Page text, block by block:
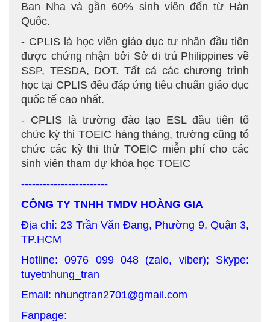
Ban Nha và gần 60% sinh viên đến từ Hàn
Quốc.
- CPLIS là học viên giáo dục tư nhân đầu tiên
được chứng nhận bởi Sở di trú Philippines về
SSP, TESDA, DOT. Tất cả các chương trình
học tại CPLIS đều đáp ứng tiêu chuẩn giáo dục
quốc tế cao nhất.
- CPLIS là trường đào tạo ESL đầu tiên tổ
chức kỳ thi TOEIC hàng tháng, trường cũng tổ
chức các kỳ thi thử TOEIC miễn phí cho các
sinh viên tham dự khóa học TOEIC
------------------------
CÔNG TY TNHH TMDV HOÀNG GIA
Địa chỉ: 23 Trần Văn Đang, Phường 9, Quận 3,
TP.HCM
Hotline: 0976 099 048 (zalo, viber); Skype:
tuyetnhung_tran
Email: nhungtran2701@gmail.com
Fanpage: